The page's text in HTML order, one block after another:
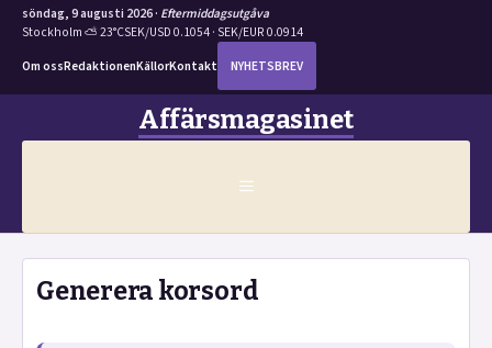
söndag, 9 augusti 2026 · Eftermiddagsutgåva
Stockholm ⛅ 23°CSEK/USD 0.1054 · SEK/EUR 0.0914
Om ossRedaktionenKällorKontakt NYHETSBREV
Affärsmagasinet
MENY
Generera korsord